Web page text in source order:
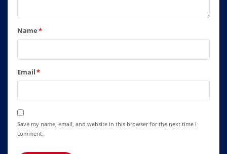
Name*
Email*
Save my name, email, and website in this browser for the next time I
comment.